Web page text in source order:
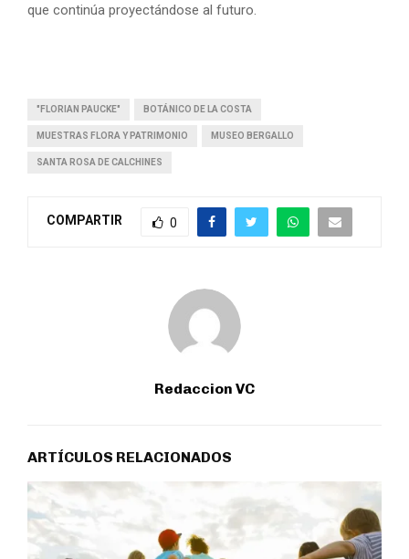
que continúa proyectándose al futuro.
"FLORIAN PAUCKE" BOTÁNICO DE LA COSTA
MUESTRAS FLORA Y PATRIMONIO MUSEO BERGALLO
SANTA ROSA DE CALCHINES
COMPARTIR 0
Redaccion VC
ARTÍCULOS RELACIONADOS